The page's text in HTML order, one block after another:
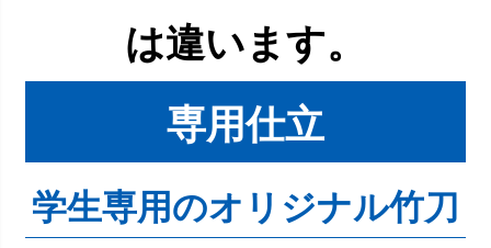
は違います。
専用仕立
学生専用のオリジナル竹刀